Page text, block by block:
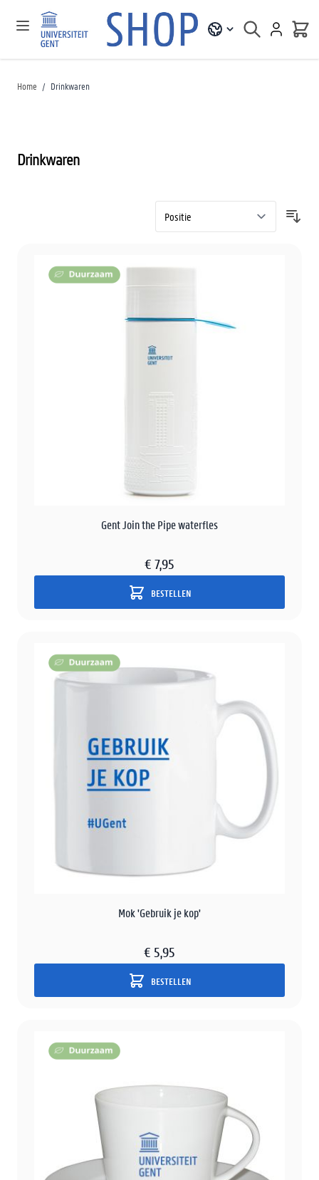
Home / Drinkwaren
Drinkwaren
Gent Join the Pipe waterfles
€ 7,95
BESTELLEN
Mok 'Gebruik je kop'
€ 5,95
BESTELLEN